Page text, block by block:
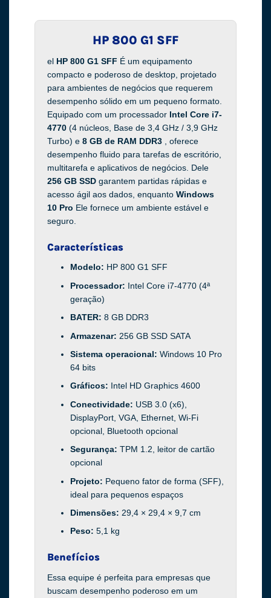
HP 800 G1 SFF
el HP 800 G1 SFF É um equipamento
compacto e poderoso de desktop, projetado
para ambientes de negócios que requerem
desempenho sólido em um pequeno formato.
Equipado com um processador Intel Core i7-
4770 (4 núcleos, Base de 3,4 GHz / 3,9 GHz
Turbo) e 8 GB de RAM DDR3
, oferece
desempenho fluido para tarefas de escritório,
multitarefa e aplicativos de negócios. Dele
256 GB SSD garantem partidas rápidas e
acesso ágil aos dados, enquanto Windows
10 Pro Ele fornece um ambiente estável e
seguro.
Características
Modelo: HP 800 G1 SFF
Processador: Intel Core i7-4770 (4ª
geração)
BATER: 8 GB DDR3
Armazenar: 256 GB SSD SATA
Sistema operacional: Windows 10 Pro
64 bits
Gráficos: Intel HD Graphics 4600
Conectividade: USB 3.0 (x6),
DisplayPort, VGA, Ethernet, Wi-Fi
opcional, Bluetooth opcional
Segurança: TPM 1.2, leitor de cartão
opcional
Projeto: Pequeno fator de forma (SFF),
ideal para pequenos espaços
Dimensões: 29,4 × 29,4 × 9,7 cm
Peso: 5,1 kg
Benefícios
Essa equipe é perfeita para empresas que
buscam desempenho poderoso em um